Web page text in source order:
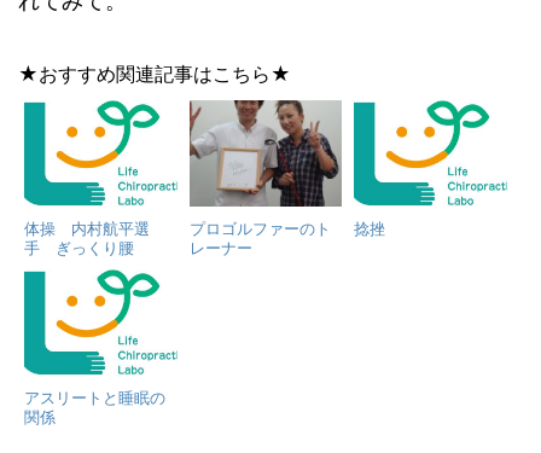
★おすすめ関連記事はこちら★
体操 内村航平選
手 ぎっくり腰
プロゴルファーのト
レーナー
捻挫
アスリートと睡眠の
関係